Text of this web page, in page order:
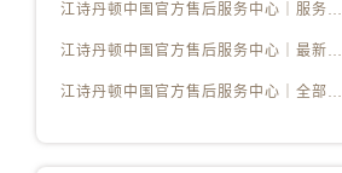
江诗丹顿中国官方售后服务中心｜服务电话及完整官方地址权威信息公示（2026年6月最新）
江诗丹顿中国官方售后服务中心｜最新电话与详细地址权威信息公示（2026年6月最新）
江诗丹顿中国官方售后服务中心｜全部网点地址与售后热线权威信息公示（2026年6月最新）